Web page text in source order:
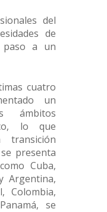
del
de
paso a un
cuatro
un
ámbitos
lo que
presenta
Cuba,
Argentina,
Colombia,
se